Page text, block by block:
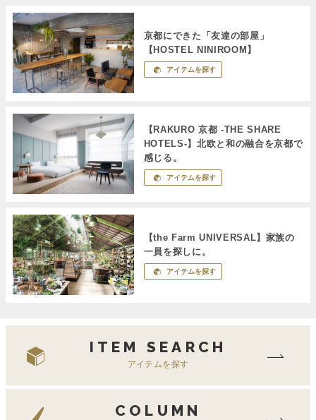
京都にできた「友達の部屋」
【HOSTEL NINIROOM】
アイテムを探す
【RAKURO 京都 -THE SHARE
HOTELS-】北欧と和の融合を京都で
感じる。
アイテムを探す
【the Farm UNIVERSAL】家族の
一員を探しに。
アイテムを探す
ITEM SEARCH
アイテムを探す
COLUMN